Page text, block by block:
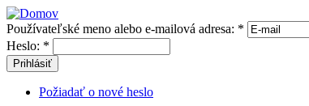
Používateľské meno alebo e-mailová adresa: *
Heslo: *
Prihlásiť
Požiadať o nové heslo